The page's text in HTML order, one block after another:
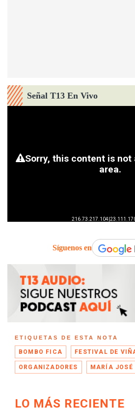
Señal T13 En Vivo
Síguenos en
ETIQUETAS DE ESTA NOTA
BOMBO FICA FESTIVAL DE
ORGANIZADORES MARÍA
LO MÁS RECIENTE